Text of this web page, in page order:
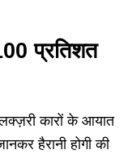
प्रतिशत
कारों के आयात
हैरानी होगी की